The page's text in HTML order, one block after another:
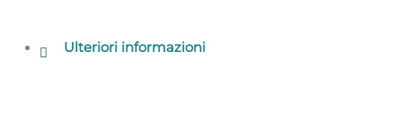
Ulteriori informazioni